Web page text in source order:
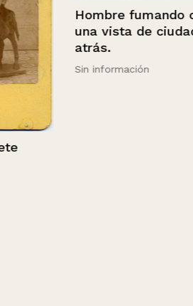
Hombre fumando con
una vista de ciudad
atrás.
Sin información